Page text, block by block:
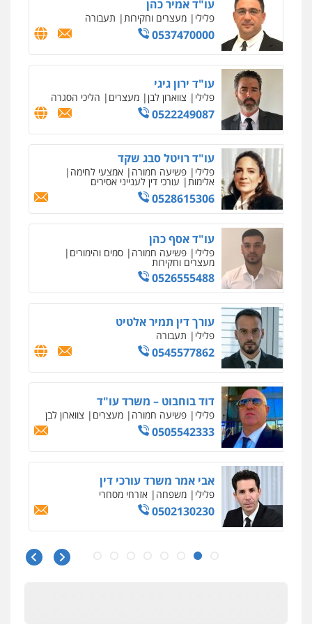
עו"ד אמיר כהן
פלילי מעצרים וחקירות תעבורה
0537470000
עו"ד ירון גיגי
פלילי צווארון לבן מעצרים הליכי הסגרה
0522249087
עו"ד רויטל סבג שקד
פלילי פשיעה חמורה אמצעי לחימה
אלימות עורכי דין לענייני אסירים
0528615306
עו"ד אסף כהן
פלילי פשיעה חמורה סמים והימורים
מעצרים וחקירות
0526555488
עורך דין תמיר אלטיט
פלילי תעבורה
0545577862
דוד בוחבוט – משרד עו"ד
פלילי פשיעה חמורה מעצרים צווארון לבן
0505542333
אבי אמר משרד עורכי דין
פלילי משפחה אזרחי מסחרי
0502130230
עו"ד בן ממן
סייבר